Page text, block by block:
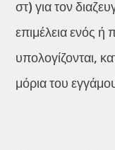
στ) για τον
επιμέλεια ενός
υπολογίζονται,
μόρια του